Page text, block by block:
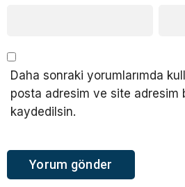
Daha sonraki yorumlarımda
posta adresim ve site adresim
kaydedilsin.